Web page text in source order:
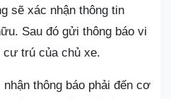
sẽ xác nhận thông tin
Sau đó gửi thông báo vi
trú của chủ xe.
thông báo phải đến cơ